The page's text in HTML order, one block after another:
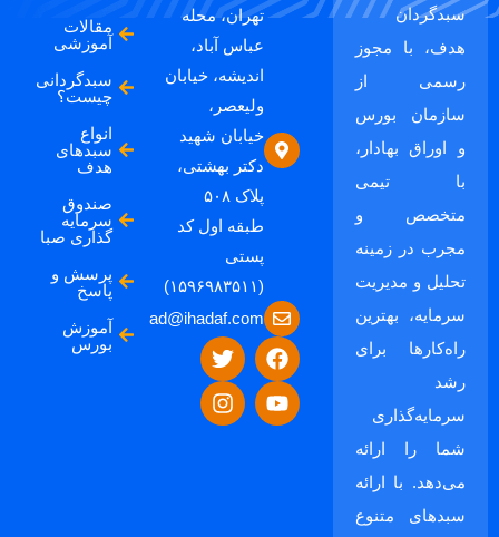
سبدگردان
هدف، با مجوز
رسمی از
سازمان بورس
و اوراق بهادار،
با تیمی
متخصص و
مجرب در زمینه
تحلیل و مدیریت
سرمایه، بهترین
راه‌کارها برای
رشد
سرمایه‌گذاری
شما را ارائه
می‌دهد. با ارائه
سبدهای متنوع
تهران، محله
عباس آباد،
اندیشه، خیابان
ولیعصر،
خیابان شهید
دکتر بهشتی،
پلاک ۵۰۸
طبقه اول کد
پستی
(۱۵۹۶۹۸۳۵۱۱)
ad@ihadaf.com
مقالات
آموزشی
سبدگردانی
چیست؟
انواع
سبدهای
هدف
صندوق
سرمایه
گذاری صبا
پرسش و
پاسخ
آموزش
بورس